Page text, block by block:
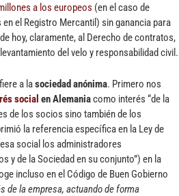
a los europeos (en el caso de
el Registro Mercantil) sin ganancia para
hoy, claramente, al Derecho de contratos,
del velo y responsabilidad civil.
a lasociedad anónima. Primero nos
social en Alemaniacomo interés “de la
de los socios sino también de los
la referencia específica en la Ley de
social los administradores
y de la Sociedad en su conjunto”) en la
incluso en el Código de Buen Gobierno
de la empresa, actuando de forma